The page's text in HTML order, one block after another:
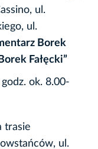
ul.
ul.
Borek
Fałęcki”
ok. 8.00-
trasie
ul.